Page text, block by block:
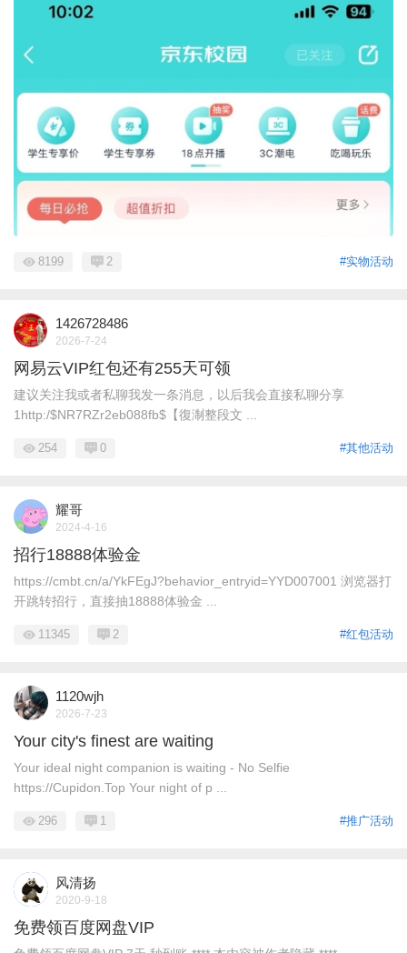
#实物活动
8199 2
1426728486
2026-7-24
网易云VIP红包还有255天可领
建议关注我或者私聊我发一条消息，以后我会直接私聊分享
1http:/$NR7RZr2eb088fb$【復淛整段文 ...
#其他活动
254 0
耀哥
2024-4-16
招行18888体验金
https://cmbt.cn/a/YkFEgJ?behavior_entryid=YYD007001 浏览器打
开跳转招行，直接抽18888体验金 ...
#红包活动
11345 2
1120wjh
2026-7-23
Your city's finest are waiting
Your ideal night companion is waiting - No Selfie
https://Cupidon.Top Your night of p ...
#推广活动
296 1
风清扬
2020-9-18
免费领百度网盘VIP